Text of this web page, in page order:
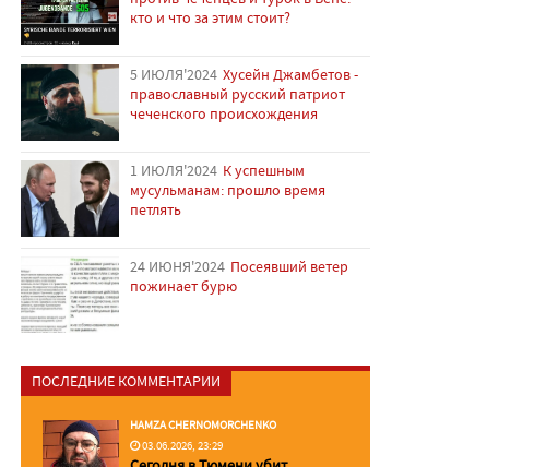
кто и что за этим стоит?
5 ИЮЛЯ'2024 Хусейн Джамбетов -
православный русский патриот
чеченского происхождения
1 ИЮЛЯ'2024 К успешным
мусульманам: прошло время
петлять
24 ИЮНЯ'2024 Посеявший ветер
пожинает бурю
ПОСЛЕДНИЕ КОММЕНТАРИИ
HAMZA CHERNOMORCHENKO
03.06.2026, 23:29